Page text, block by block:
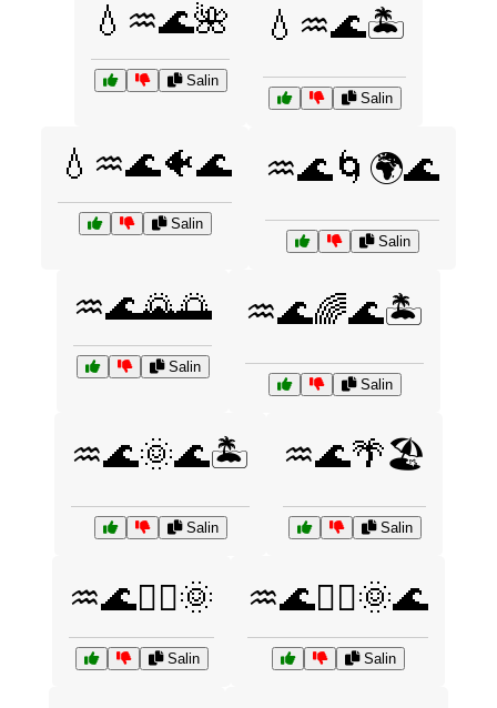
💧♒🌊🌺
Salin
💧♒🌊🏝️
Salin
💧♒🌊🐠🌊
Salin
♒🌊🌀🌍🌊
Salin
♒🌊🌄🌅
Salin
♒🌊🌈🌊🏝️
Salin
♒🌊🌞🌊🏝️
Salin
♒🌊🌴🏖️
Salin
♒🌊🏄‍♂️🌞
Salin
♒🌊🏊‍♀️🌞🌊
Salin